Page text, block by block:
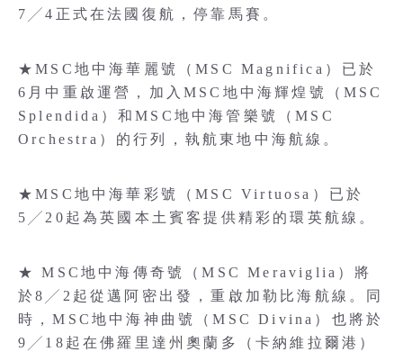
7╱4正式在法國復航，停靠馬賽。
★MSC地中海華麗號（MSC Magnifica）已於
6月中重啟運營，加入MSC地中海輝煌號（MSC
Splendida）和MSC地中海管樂號（MSC
Orchestra）的行列，執航東地中海航線。
★MSC地中海華彩號（MSC Virtuosa）已於
5╱20起為英國本土賓客提供精彩的環英航線。
★ MSC地中海傳奇號（MSC Meraviglia）將
於8╱2起從邁阿密出發，重啟加勒比海航線。同
時，MSC地中海神曲號（MSC Divina）也將於
9╱18起在佛羅里達州奧蘭多（卡納維拉爾港）